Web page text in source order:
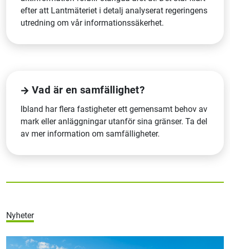
efter att Lantmäteriet i detalj analyserat regeringens
utredning om vår informationssäkerhet.
Vad är en samfällighet?
Ibland har flera fastigheter ett gemensamt behov av
mark eller anläggningar utanför sina gränser. Ta del
av mer information om samfälligheter.
Nyheter